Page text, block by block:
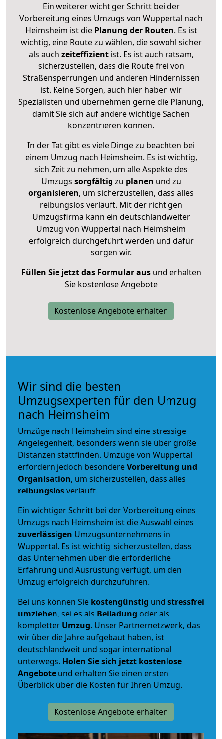
Ein weiterer wichtiger Schritt bei der
Vorbereitung eines Umzugs von Wuppertal nach
Heimsheim ist diePlanung der Routen. Es ist
wichtig, eine Route zu wählen, die sowohl sicher
als auch zeiteffizientist. Es ist auch ratsam,
sicherzustellen, dass die Route frei von
Straßensperrungen und anderen Hindernissen
ist. Keine Sorgen, auch hier haben wir
Spezialisten und übernehmen gerne die Planung,
damit Sie sich auf andere wichtige Sachen
konzentrieren können.
In der Tat gibt es viele Dinge zu beachten bei
einem Umzug nach Heimsheim. Es ist wichtig,
sich Zeit zu nehmen, um alle Aspekte des
Umzugs sorgfältig zu planen und zu
organisieren, um sicherzustellen, dass alles
reibungslos verläuft. Mit der richtigen
Umzugsfirma kann ein deutschlandweiter
Umzug von Wuppertal nach Heimsheim
erfolgreich durchgeführt werden und dafür
sorgen wir.
Füllen Sie jetzt das Formular ausund erhalten
Sie kostenlose Angebote
Kostenlose Angebote erhalten
Wir sind die besten
Umzugsexperten für den Umzug
nach Heimsheim
Umzüge nach Heimsheim sind eine stressige
Angelegenheit, besonders wenn sie über große
Distanzen stattfinden. Umzüge von Wuppertal
erfordern jedoch besondereVorbereitung und
Organisation, um sicherzustellen, dass alles
reibungslosverläuft.
Ein wichtiger Schritt bei der Vorbereitung eines
Umzugs nach Heimsheim ist die Auswahl eines
zuverlässigen Umzugsunternehmens in
Wuppertal. Es ist wichtig, sicherzustellen, dass
das Unternehmen über die erforderliche
Erfahrung und Ausrüstung verfügt, um den
Umzug erfolgreich durchzuführen.
Bei uns können Sie kostengünstig und stressfrei
umziehen, sei es als Beiladung oder als
kompletter Umzug. Unser Partnernetzwerk, das
wir über die Jahre aufgebaut haben, ist
deutschlandweit und sogar international
unterwegs. Holen Sie sich jetzt kostenlose
Angebote und erhalten Sie einen ersten
Überblick über die Kosten für Ihren Umzug.
Kostenlose Angebote erhalten